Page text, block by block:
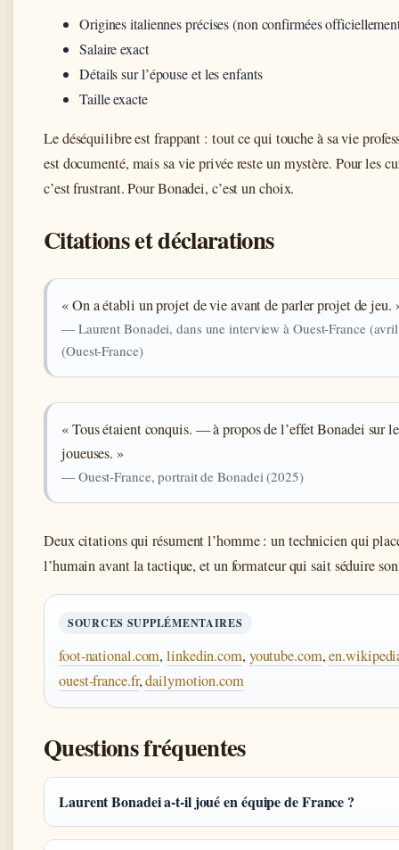
Origines italiennes précises (non confirmées
Salaire exact
Détails sur l’épouse et les enfants
Taille exacte
Le déséquilibre est frappant : tout ce qui touche à sa vie
est documenté, mais sa vie privée reste un mystère. Pour les
c’est frustrant. Pour Bonadei, c’est un choix.
Citations et déclarations
« On a établi un projet de vie avant de parler projet de jeu.
— Laurent Bonadei, dans une interview à Ouest-France
(Ouest-France)
« Tous étaient conquis. — à propos de l’effet Bonadei sur
joueuses. »
— Ouest-France, portrait de Bonadei (2025)
Deux citations qui résument l’homme : un technicien qui
l’humain avant la tactique, et un formateur qui sait séduire
SOURCES SUPPLÉMENTAIRES
foot-national.com,linkedin.com, youtube.com,
ouest-france.fr,dailymotion.com
Questions fréquentes
Laurent Bonadei a-t-il joué en équipe de France ?